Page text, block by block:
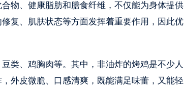
物、健康脂肪和膳食纤维，不仅能为身体提供
复、肌肤状态等方面发挥着重要作用，因此优
类、鸡胸肉等。其中，非油炸的烤鸡是不少人
外皮微脆、口感清爽，既能满足味蕾，又能轻